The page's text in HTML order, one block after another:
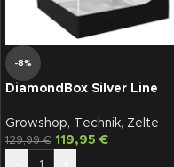
-8%
DiamondBox Silver Line
Growshop, Technik, Zelte
129,99€ 119,95 €